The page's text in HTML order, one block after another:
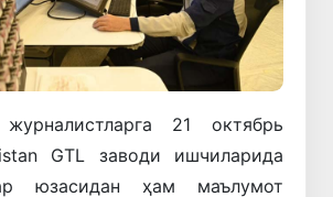
21 октябрь
GTL заводи ишчиларида
юзасидан ҳам маълумот